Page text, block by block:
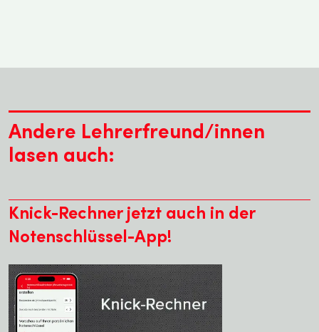
Andere Lehrerfreund/innen
lasen auch:
Knick-Rechner jetzt auch in der
Notenschlüssel-App!